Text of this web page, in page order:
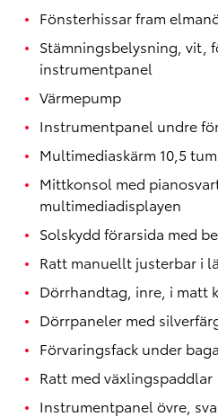
Fönsterhissar fram
Stämningsbelysning, vit,
instrumentpanel
Värmepump
Instrumentpanel undre
Multimediaskärm 10,5 tum
Mittkonsol med
multimediadisplayen
Solskydd förarsida med
Ratt manuellt justerbar i
Dörrhandtag, inre, i matt
Dörrpaneler med
Förvaringsfack under
Ratt med växlingspaddlar
Instrumentpanel övre,